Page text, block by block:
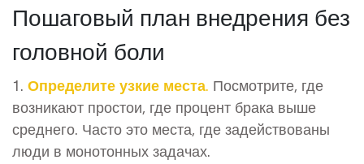
Пошаговый план внедрения без
головной боли
1. Определите узкие места. Посмотрите, где
возникают простои, где процент брака выше
среднего. Часто это места, где задействованы
люди в монотонных задачах.